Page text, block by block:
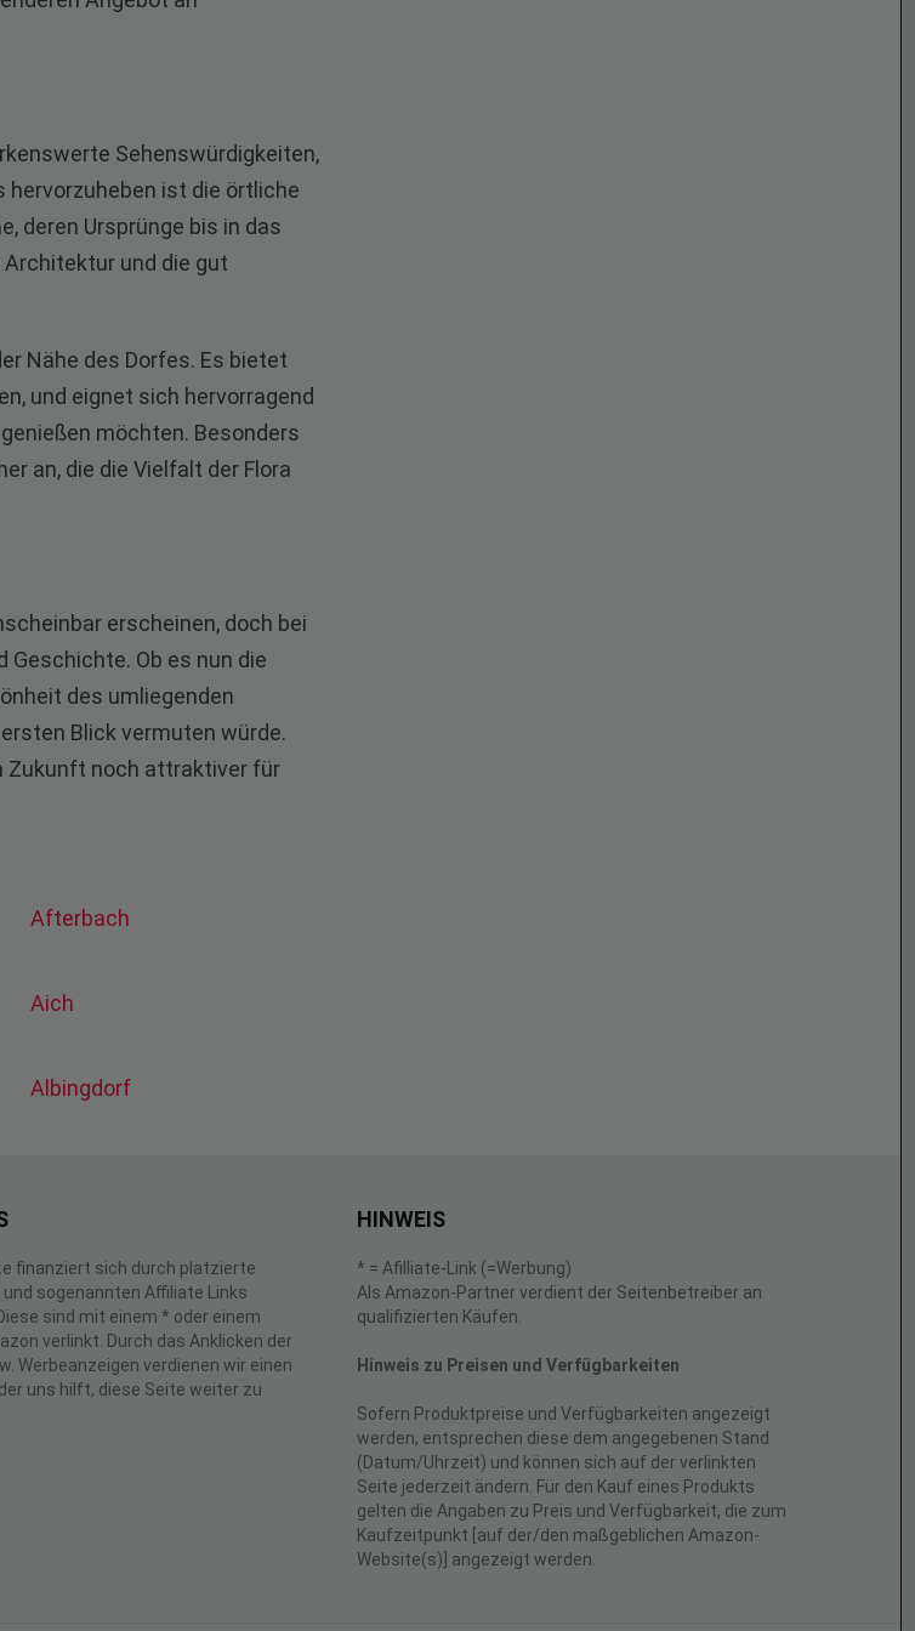
Sehenswürdigkeiten,
hervorzuheben ist die örtliche
deren Ursprünge bis in das
und die gut
Nähe des Dorfes. Es bietet
und eignet sich hervorragend
möchten. Besonders
an, die die Vielfalt der Flora
erscheinen, doch bei
Ob es nun die
des umliegenden
Blick vermuten würde.
Zukunft noch attraktiver für
Afterbach
Aich
Albingdorf
finanziert sich durch platzierte
sogenannten Affiliate Links
sind mit einem * oder einem
verlinkt. Durch das Anklicken der
Werbeanzeigen verdienen wir einen
uns hilft, diese Seite weiter zu
HINWEIS
* = Afilliate-Link (=Werbung)
Als Amazon-Partner verdient der Seitenbetreiber an
qualifizierten Käufen.
Hinweis zu Preisen und Verfügbarkeiten
Sofern Produktpreise und Verfügbarkeiten angezeigt
werden, entsprechen diese dem angegebenen Stand
(Datum/Uhrzeit) und können sich auf der verlinkten
Seite jederzeit ändern. Für den Kauf eines Produkts
gelten die Angaben zu Preis und Verfügbarkeit, die zum
Kaufzeitpunkt [auf der/den maßgeblichen Amazon-
Website(s)] angezeigt werden.